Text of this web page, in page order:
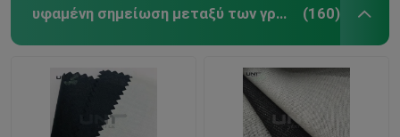
υφαμένη σημείωση μεταξύ των γραμμών του κειμένου (160)